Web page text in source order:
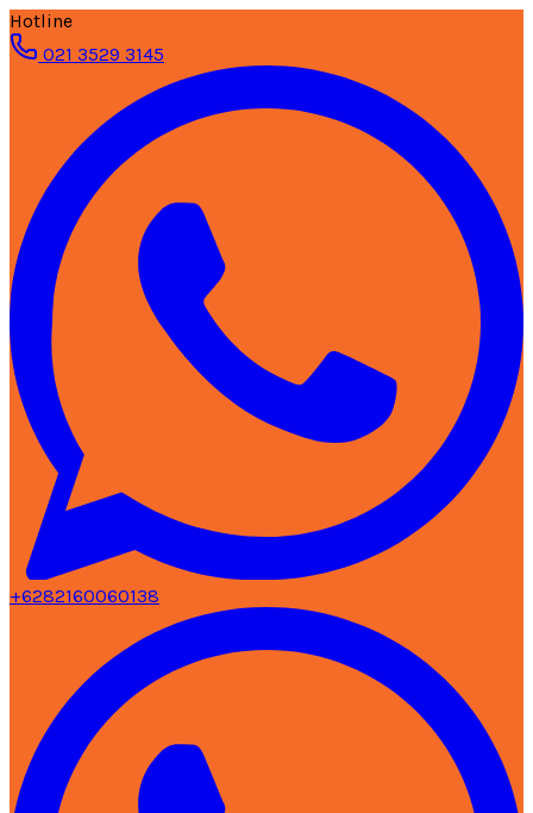
Hotline
021 3529 3145
+6282160060138